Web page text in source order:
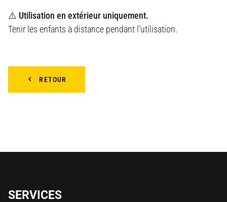
⚠️ Utilisation en extérieur uniquement.
Tenir les enfants à distance pendant l’utilisation.
RETOUR
SERVICES